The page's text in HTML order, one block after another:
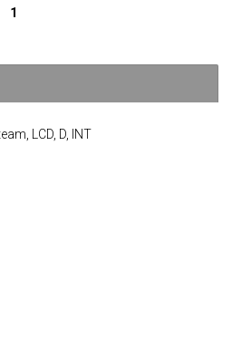
1
LCD, D, INT